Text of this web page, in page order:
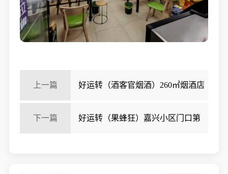
上一篇 好运转（酒客官烟酒）260㎡烟酒店
转让、带餐饮包厢、可空店转让
下一篇 好运转（果蜂狂）嘉兴小区门口第